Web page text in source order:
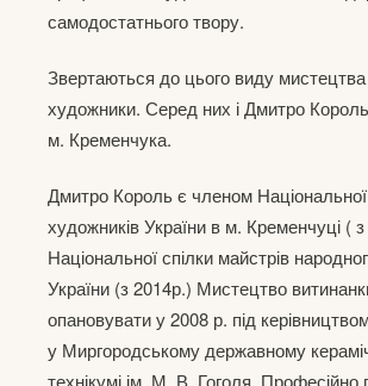
самодостатнього твору.
Звертаються до цього виду мистецтва
художники. Серед них і Дмитро
м. Кременчука.
Дмитро Король є членом Національної
художників України в м. Кременчуці (
Національної спілки майстрів
України (з 2014р.) Мистецтво
опановувати у 2008 р. під
у Миргородському державному
технікумі ім. М. В. Гоголя.